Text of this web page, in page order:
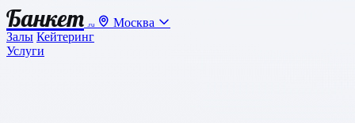
Банкет .ru
Москва
Залы Кейтеринг
Услуги